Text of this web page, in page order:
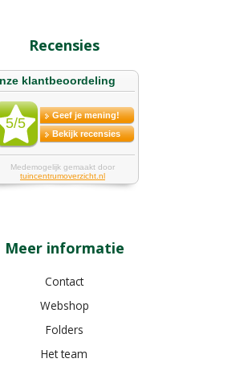
Recensies
Meer informatie
Contact
Webshop
Folders
Het team